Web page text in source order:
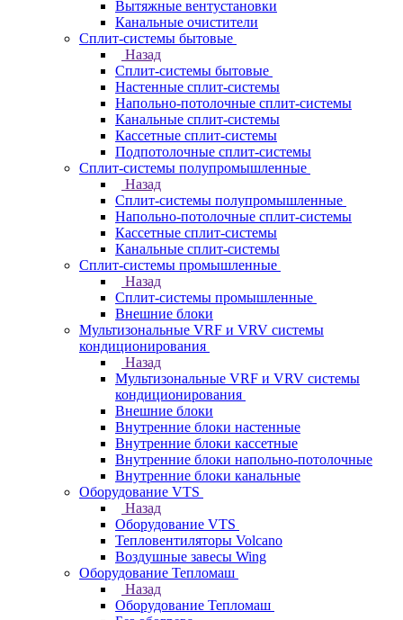
Вытяжные вентустановки
Канальные очистители
Сплит-системы бытовые
Назад
Сплит-системы бытовые
Настенные сплит-системы
Напольно-потолочные сплит-системы
Канальные сплит-системы
Кассетные сплит-системы
Подпотолочные сплит-системы
Сплит-системы полупромышленные
Назад
Сплит-системы полупромышленные
Напольно-потолочные сплит-системы
Кассетные сплит-системы
Канальные сплит-системы
Сплит-системы промышленные
Назад
Сплит-системы промышленные
Внешние блоки
Мультизональные VRF и VRV системы
кондиционирования
Назад
Мультизональные VRF и VRV системы
кондиционирования
Внешние блоки
Внутренние блоки настенные
Внутренние блоки кассетные
Внутренние блоки напольно-потолочные
Внутренние блоки канальные
Оборудование VTS
Назад
Оборудование VTS
Тепловентиляторы Volcano
Воздушные завесы Wing
Оборудование Тепломаш
Назад
Оборудование Тепломаш